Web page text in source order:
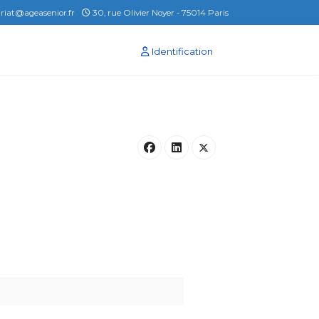
30, rue Olivier Noyer - 75014 Paris
Identification